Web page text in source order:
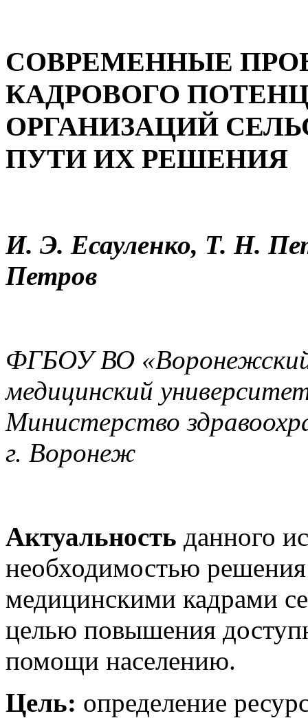
СОВРЕМЕННЫЕ
КАДРОВОГО
ОРГАНИЗАЦИЙ
ПУТИ ИХ РЕШЕНИЯ
И. Э. Есауленко, Т. Н.
Петров
ФГБОУ ВО «Воронежский
медицинский
Министерство
г. Воронеж
Актуальность данного
необходимостью
медицинскими кадрами
целью повышения
помощи населению.
Цель: определение